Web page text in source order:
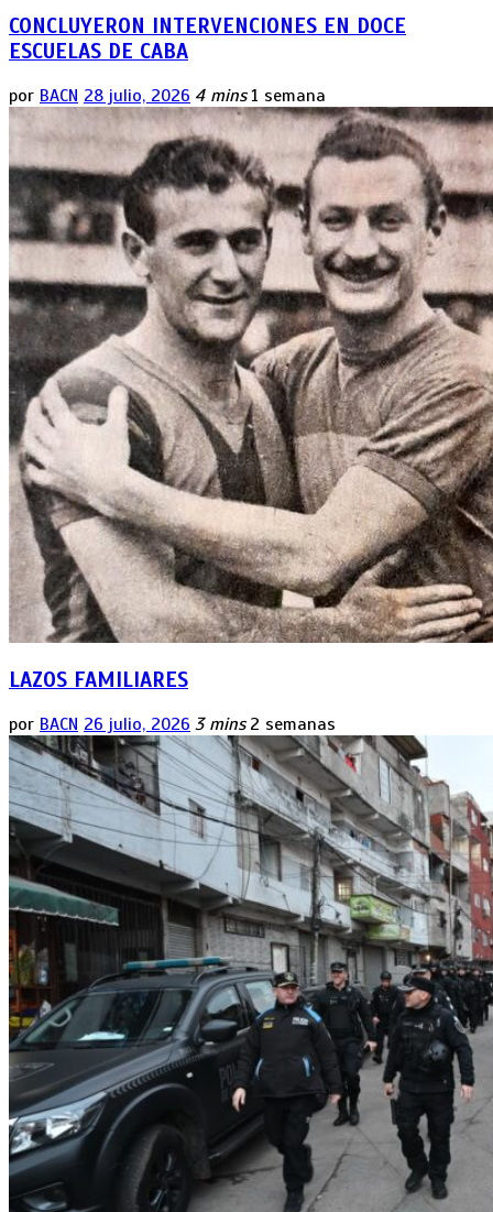
CONCLUYERON INTERVENCIONES EN DOCE
ESCUELAS DE CABA
por BACN 28 julio, 2026 4 mins 1 semana
LAZOS FAMILIARES
por BACN 26 julio, 2026 3 mins 2 semanas